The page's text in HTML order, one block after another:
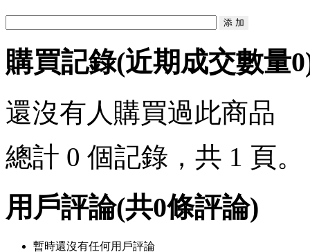
購買記錄(近期成交數量0
還沒有人購買過此商品
總計 0 個記錄，共 1 頁。
用戶評論(共0條評論)
暫時還沒有任何用戶評論